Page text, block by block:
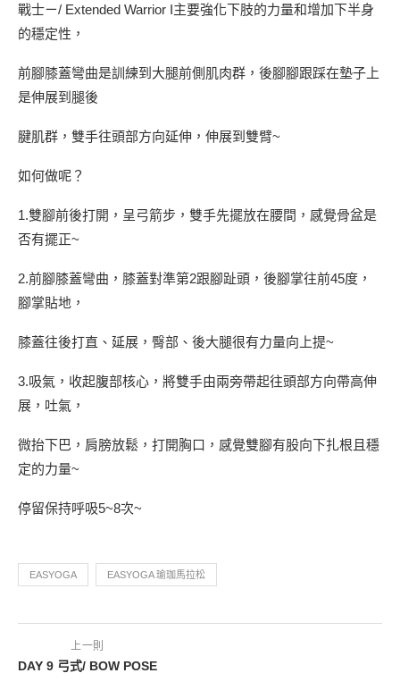
戰士ㄧ/ Extended Warrior I主要強化下肢的力量和增加下半身
的穩定性，
前腳膝蓋彎曲是訓練到大腿前側肌肉群，後腳腳跟踩在墊子上
是伸展到腿後
腱肌群，雙手往頭部方向延伸，伸展到雙臂~
如何做呢？
1.雙腳前後打開，呈弓箭步，雙手先擺放在腰間，感覺骨盆是
否有擺正~
2.前腳膝蓋彎曲，膝蓋對準第2跟腳趾頭，後腳掌往前45度，
腳掌貼地，
膝蓋往後打直、延展，臀部、後大腿很有力量向上提~
3.吸氣，收起腹部核心，將雙手由兩旁帶起往頭部方向帶高伸
展，吐氣，
微抬下巴，肩膀放鬆，打開胸口，感覺雙腳有股向下扎根且穩
定的力量~
停留保持呼吸5~8次~
EASYOGA EASYOGA 瑜珈馬拉松
上一則
DAY 9 弓式/ BOW POSE